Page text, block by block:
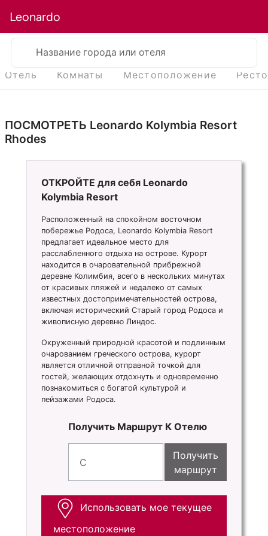
Leonardo
Название города или отеля
Отель Комнаты Местоположение
ПОСМОТРЕТЬ Leonardo Kolymbia Resort
Rhodes
ОТКРОЙТЕ для себя Leonardo
Kolymbia Resort
Расположенный на спокойном восточном
побережье Родоса, Leonardo Kolymbia Resort
предлагает идеальное место для
расслабленного отдыха на острове. Курорт
находится в очаровательной прибрежной
деревне Колимбия, всего в нескольких минутах
от красивых пляжей и недалеко от самых
известных достопримечательностей острова,
включая исторический Старый город Родоса и
живописную деревню Линдос.
Окруженный природной красотой и подлинным
очарованием греческого острова, курорт
является отличной отправной точкой для
гостей, желающих отдохнуть и одновременно
познакомиться с богатой культурой и
пейзажами Родоса.
Получить Маршрут К Отелю
Получить
маршрут
Использовать мое текущее
местоположение